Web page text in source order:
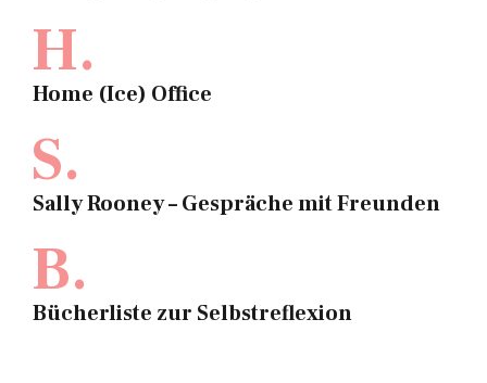
H.
Home (Ice) Office
S.
Sally Rooney – Gespräche mit Freunden
B.
Bücherliste zur Selbstreflexion